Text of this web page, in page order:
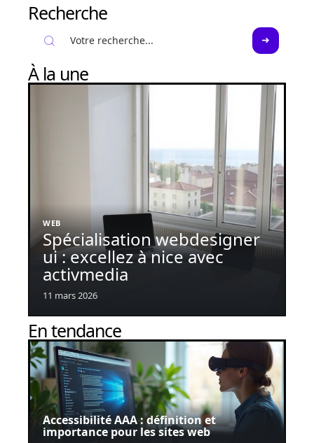
Recherche
À la une
WEB
Spécialisation webdesigner
ui : excellez à nice avec
activmedia
11 mars 2026
En tendance
Accessibilité AAA : définition et
importance pour les sites web